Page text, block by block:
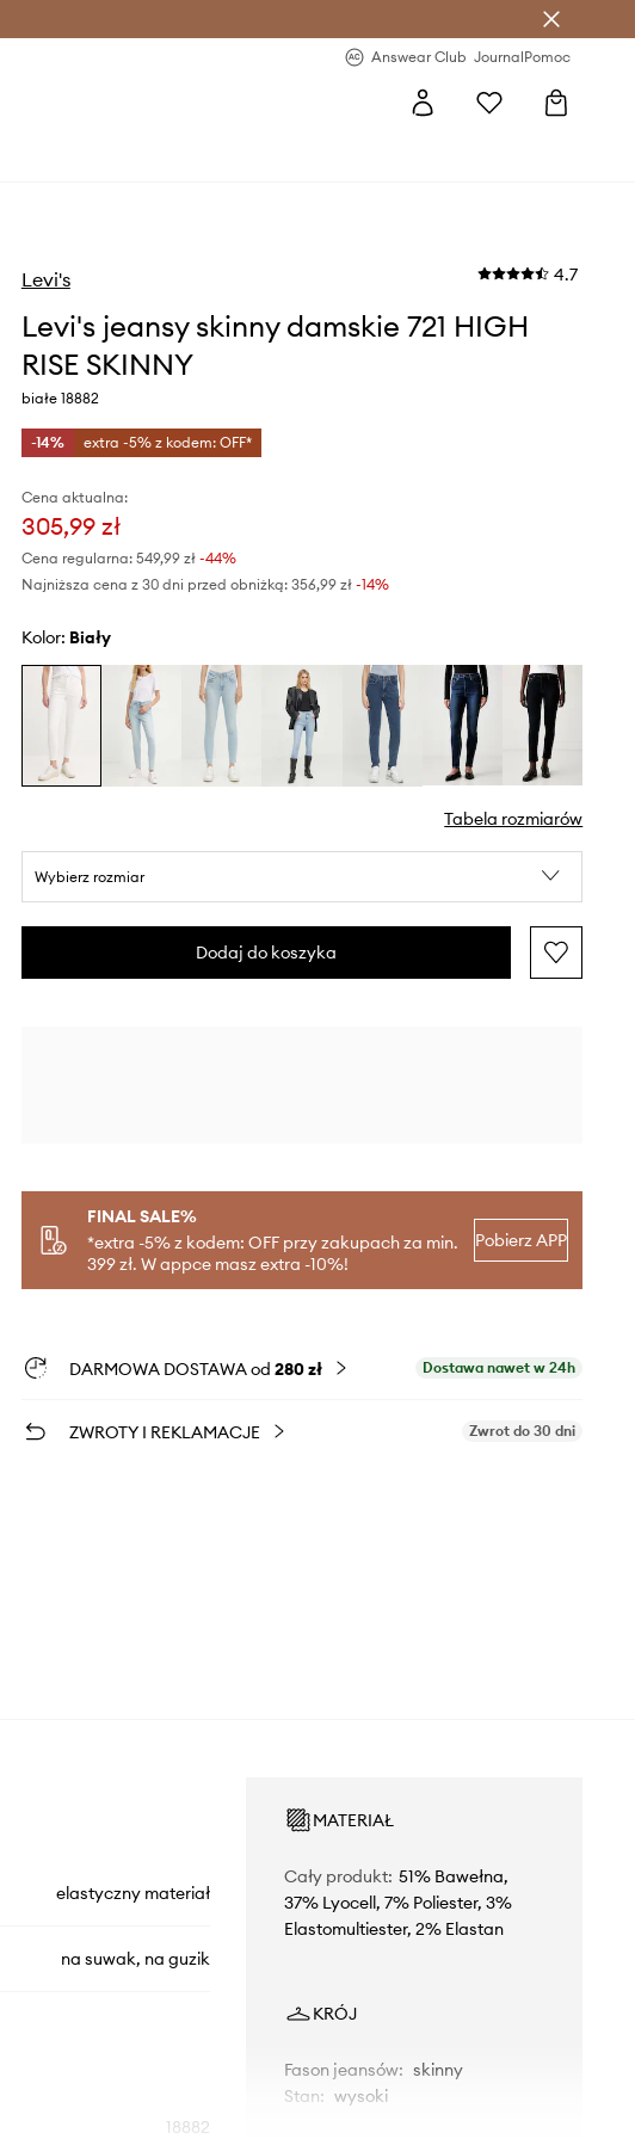
Answear Club JournalPomoc
Levi's 4.7
Levi's jeansy skinny damskie 721 HIGH
RISE SKINNY
białe 18882
-14% extra -5% z kodem: OFF*
Cena aktualna:
305,99 zł
Cena regularna: 549,99 zł-44%
Najniższa cena z 30 dni przed obniżką: 356,99 zł -14%
Kolor: biały
Tabela rozmiarów
Wybierz rozmiar
Dodaj do koszyka
FINAL SALE%
*extra -5% z kodem: OFF przy zakupach za min.
399 zł. W appce masz extra -10%!
Pobierz APP
DARMOWA DOSTAWA od 280 zł Dostawa nawet w 24h
ZWROTY I REKLAMACJE Zwrot do 30 dni
elastyczny materiał
na suwak, na guzik
18882
MATERIAŁ
Cały produkt: 51% Bawełna,
37% Lyocell, 7% Poliester, 3%
Elastomultiester, 2% Elastan
KRÓJ
Fason jeansów: skinny
Stan: wysoki